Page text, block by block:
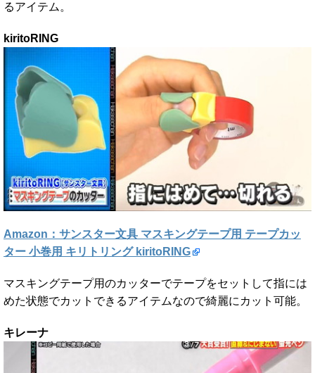
るアイテム。
kiritoRING
Amazon：サンスター文具 マスキングテープ用 テープカッ
ター 小巻用 キリトリング kiritoRING
マスキングテープ用のカッターでテープをセットして指には
めた状態でカットできるアイテムなので綺麗にカット可能。
キレーナ